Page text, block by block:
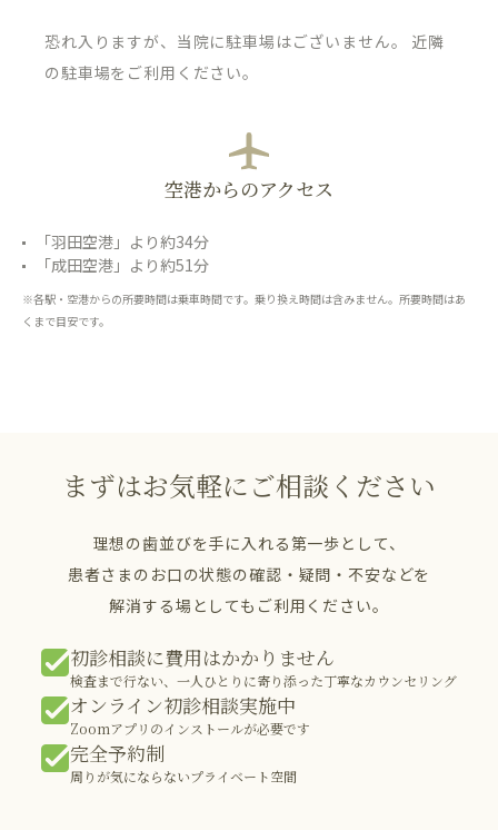
恐れ入りますが、当院に駐車場はございません。 近隣
の駐車場をご利用ください。
空港からのアクセス
「羽田空港」より約34分
「成田空港」より約51分
※各駅・空港からの所要時間は乗車時間です。乗り換え時間は含みません。所要時間はあ
くまで目安です。
まずはお気軽にご相談ください
理想の歯並びを手に入れる第一歩として、
患者さまのお口の状態の確認・疑問・不安などを
解消する場としてもご利用ください。
初診相談に費用はかかりません
検査まで行ない、一人ひとりに寄り添った丁寧なカウンセリング
オンライン初診相談実施中
Zoomアプリのインストールが必要です
完全予約制
周りが気にならないプライベート空間